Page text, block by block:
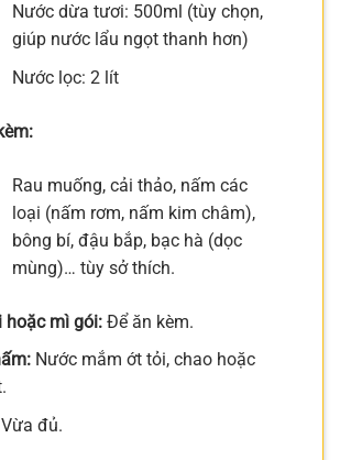
Nước dừa tươi: 500ml (tùy chọn,
giúp nước lẩu ngọt thanh hơn)
Nước lọc: 2 lít
Rau muống, cải thảo, nấm các
loại (nấm rơm, nấm kim châm),
bông bí, đậu bắp, bạc hà (dọc
mùng)… tùy sở thích.
hoặc mì gói:Để ăn kèm.
Nước mắm ớt tỏi, chao hoặc
đủ.